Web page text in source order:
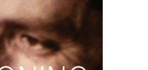
AGGIUNGI AL CARRELLO